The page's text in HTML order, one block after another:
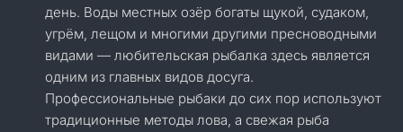
день. Воды местных озёр богаты щукой, судаком,
угрём, лещом и многими другими пресноводными
видами — любительская рыбалка здесь является
одним из главных видов досуга.
Профессиональные рыбаки до сих пор используют
традиционные методы лова, а свежая рыба